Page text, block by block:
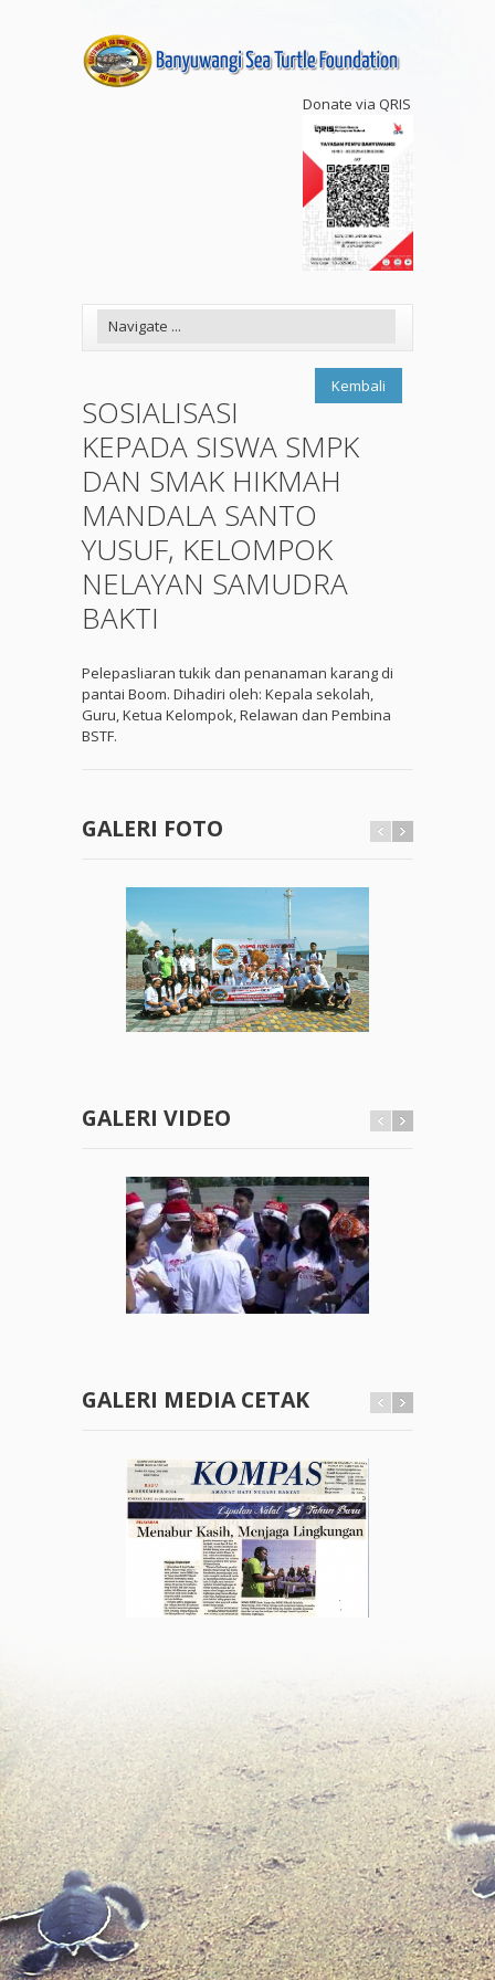
Donate via QRIS
Kembali
SOSIALISASI
KEPADA SISWA SMPK
DAN SMAK HIKMAH
MANDALA SANTO
YUSUF, KELOMPOK
NELAYAN SAMUDRA
BAKTI
Pelepasliaran tukik dan penanaman karang di
pantai Boom. Dihadiri oleh: Kepala sekolah,
Guru, Ketua Kelompok, Relawan dan Pembina
BSTF.
GALERI FOTO
GALERI VIDEO
GALERI MEDIA CETAK